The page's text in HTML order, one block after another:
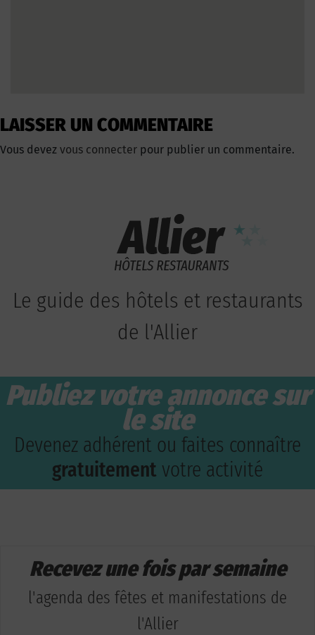
LAISSER UN COMMENTAIRE
Vous devez vous connecter pour publier un commentaire.
Le guide des hôtels et restaurants
de l'Allier
Publiez votre annonce sur
le site
Devenez adhérent ou faites connaître
gratuitement votre activité
Recevez une fois par semaine
l'agenda des fêtes et manifestations de
l'Allier